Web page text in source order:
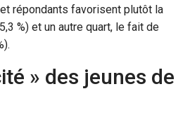
répondants favorisent plutôt la
%) et un autre quart, le fait de
» des jeunes de